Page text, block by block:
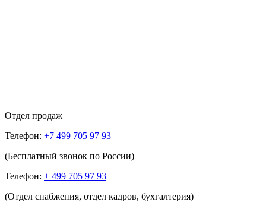
Отдел продаж
Телефон: +7 499 705 97 93
(Бесплатный звонок по России)
Телефон: + 499 705 97 93
(Отдел снабжения, отдел кадров, бухгалтерия)